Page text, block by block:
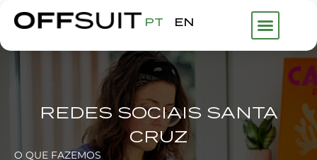
PT EN
REDES SOCIAIS SANTA
CRUZ
O QUE FAZEMOS